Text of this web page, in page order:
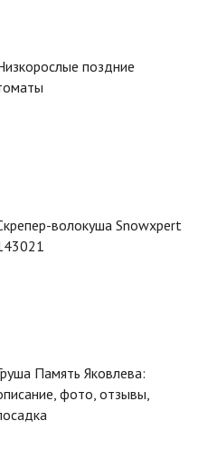
поздние
волокуша Snowxpert
Память Яковлева:
фото, отзывы,